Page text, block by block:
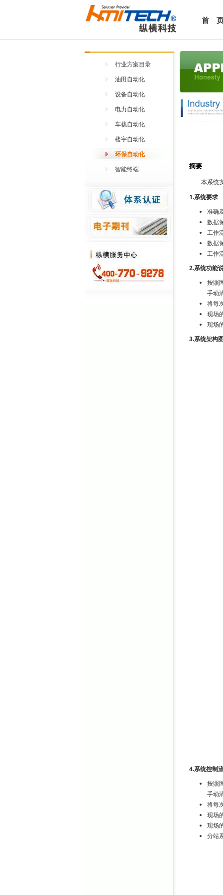
首
行业方案目录
油田自动化
设备自动化
电力自动化
车载自动化
楼宇自动化
环保自动化
智能终端
摘要
本系统实
1.系统要求
准确
数据
工作
数据
工作
2.系统功能
按照
手动
将每
现场
现场
3.系统架构
4.系统控制
按照
手动
将每
现场
现场
分站